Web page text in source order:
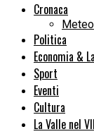
Cronaca
Meteo
Politica
Economia &
Sport
Eventi
Cultura
La Valle nel